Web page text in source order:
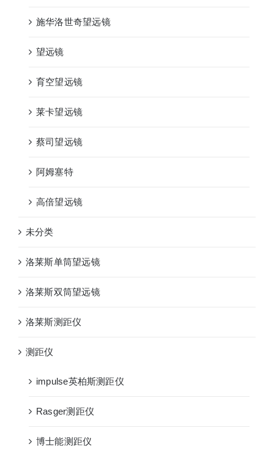
施华洛世奇望远镜
望远镜
育空望远镜
莱卡望远镜
蔡司望远镜
阿姆塞特
高倍望远镜
未分类
洛莱斯单筒望远镜
洛莱斯双筒望远镜
洛莱斯测距仪
测距仪
impulse英柏斯测距仪
Rasger测距仪
博士能测距仪